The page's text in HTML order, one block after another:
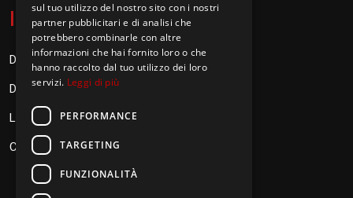
nformazioni
Donazioni
Diventa Orionino
Link
Contatti
sul tuo utilizzo del nostro sito con i nostri
partner pubblicitari e di analisi che
potrebbero combinarle con altre
informazioni che hai fornito loro o che
hanno raccolto dal tuo utilizzo dei loro
servizi. Leggi di più
PERFORMANCE
TARGETING
FUNZIONALITÀ